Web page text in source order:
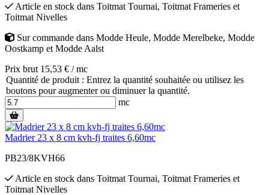
Article en stock dans Toitmat Tournai, Toitmat Frameries et
Toitmat Nivelles
Sur commande dans Modde Heule, Modde Merelbeke, Modde
Oostkamp et Modde Aalst
Prix brut 15,53 € / mc
Quantité de produit : Entrez la quantité souhaitée ou utilisez les
boutons pour augmenter ou diminuer la quantité.
mc
Madrier 23 x 8 cm kvh-fj traites 6,60mc
PB23/8KVH66
Article en stock dans Toitmat Tournai, Toitmat Frameries et
Toitmat Nivelles